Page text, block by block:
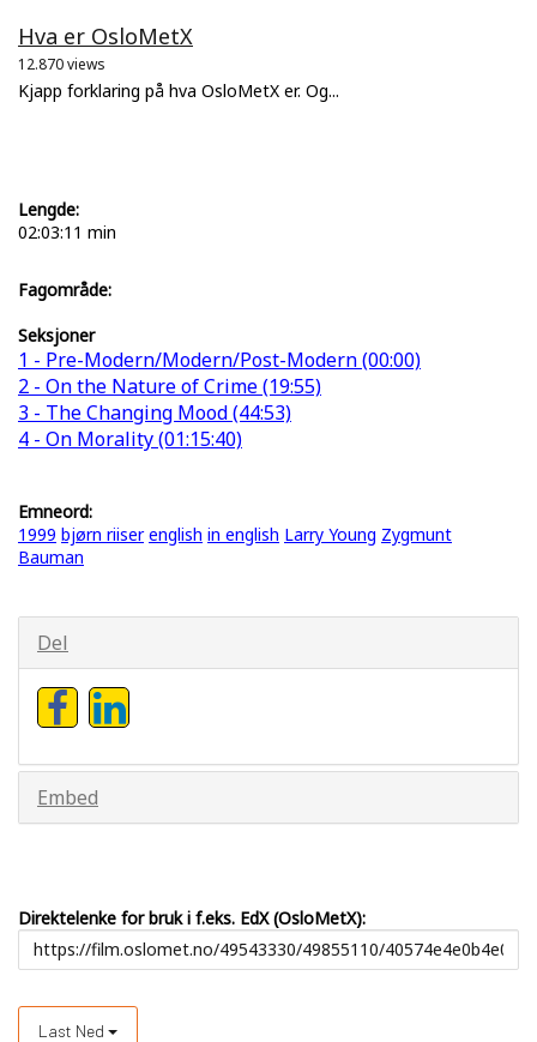
Hva er OsloMetX
12.870 views
Kjapp forklaring på hva OsloMetX er. Og...
Lengde:
02:03:11 min
Fagområde:
Seksjoner
1 - Pre-Modern/Modern/Post-Modern (00:00)
2 - On the Nature of Crime (19:55)
3 - The Changing Mood (44:53)
4 - On Morality (01:15:40)
Emneord:
1999 bjørn riiser english in english Larry Young Zygmunt
Bauman
Del
Embed
Direktelenke for bruk i f.eks. EdX (OsloMetX):
Last Ned